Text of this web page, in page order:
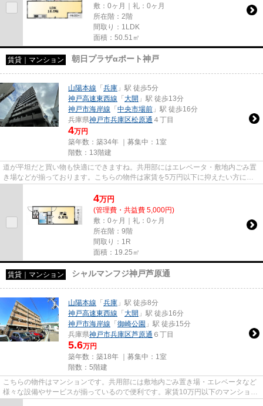
敷：0ヶ月｜礼：0ヶ月
所在階：2階
間取り：1LDK
面積：50.51㎡
賃貸｜マンション 朝日プラザαポート神戸
山陽本線 「 兵庫 」駅 徒歩5分
神戸高速東西線 「 大開 」駅 徒歩13分
神戸市海岸線 「 中央市場前 」駅 徒歩16分
兵庫県神戸市兵庫区松原通 ４丁目
4万円
築年数：築34年 ｜募集中： 1室
階数：13階建
道が平坦だと買い物も快適にできますね。共用部にはエレベータ・敷地内ごみ置
き場などが揃っております。こちらの物件は家賃を5万円以下に抑えたい方にお
4万円
(管理費・共益費 5,000円)
敷：0ヶ月｜礼：0ヶ月
所在階：9階
間取り：1R
面積：19.25㎡
賃貸｜マンション シャルマンフジ神戸芦原通
山陽本線 「 兵庫 」駅 徒歩8分
神戸高速東西線 「 大開 」駅 徒歩16分
神戸市海岸線 「 御崎公園 」駅 徒歩15分
兵庫県神戸市兵庫区芦原通 ６丁目
5.6万円
築年数：築18年 ｜募集中： 1室
階数：5階建
こちらの物件はマンションです。共用部には敷地内ごみ置き場・エレベータなど
様々な設備やサービスが揃っているので便利です。家賃10万円以下のマンション